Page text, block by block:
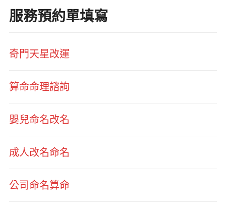
服務預約單填寫
奇門天星改運
算命命理諮詢
嬰兒命名改名
成人改名命名
公司命名算命